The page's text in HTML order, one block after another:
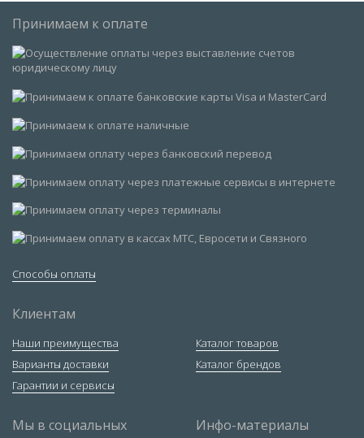
Принимаем к оплате
Способы оплаты
Клиентам
Наши преимущества
Варианты доставки
Гарантии и сервисы
Каталог товаров
Каталог брендов
Мы в социальных
Инфо-материалы